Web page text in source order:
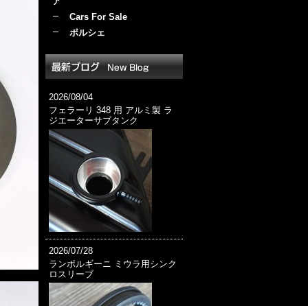
Cars For Sale
ポルシェ
2026/08/04
フェラーリ 348 用 アルミ製 ラ
ジエーターサブタンク
2026/07/28
ランボルギーニ ミウラ用シンク
ロスリーブ